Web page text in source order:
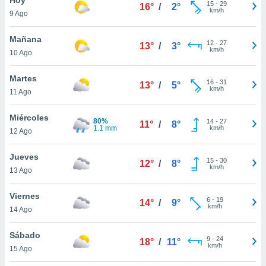
en
más
nuestra
de
cookies
aceptar
9 Ago
16° / 2° 15- 29
km/h
Mañana
10 Ago
13° / 3° 12- 27
km/h
Martes
11 Ago
13° / 5° 16- 31
km/h
Miércoles
12 Ago
80%
1.1 mm
11° / 8° 14- 27
km/h
Jueves
13 Ago
12° / 8° 15- 30
km/h
Viernes
14 Ago
14° / 9° 6- 19
km/h
Sábado
15 Ago
18° / 11° 9- 24
km/h